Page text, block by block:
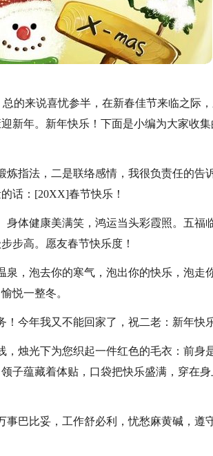
的来说喜忧参半，在新春佳节来临之际
新年。新年快乐！下面是小编为大家收
炼指法，二是联络感情，我很负责任的告
话：[20XX]春节快乐！
身体健康美满笑，鸿运当头彩霞照。五福
步高。愿友春节快乐度！
泉，泡去你的寒气，泡出你的快乐，泡走
悦一整冬。
今年我又不能回家了，祝二老：新年快
，烛光下为您织起一件红色的毛衣：前身
子蕴藏着体贴，口袋把快乐盛满，穿在
事巴比妥，工作舒必利，忧愁麻黄碱，遵